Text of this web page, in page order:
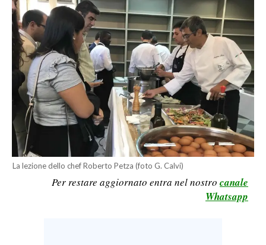
ITALIA
MONDO
POLITICA
ECONOMIA
SERVIZI ALLE IMPRESE
LAVORO
BANDI
SPORT IN SARDEGNA
La lezione dello chef Roberto Petza (foto G. Calvi)
Per restare aggiornato entra nel nostro canale
Whatsapp